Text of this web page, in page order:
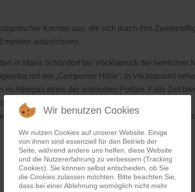
Kirchen aus, die sich durch ihre
auszeichnen.
in Maria Schöndorf bei Vöcklabruck der herrlichen
mit der „Gamperner Hölle“. In Vöcklamarkt
im Attergau eines der schönsten Portale. Falls Zeit
Flügelaltars sowie die barockisierte Kirche in
Polheim und seiner burgundischen Gemahlin
Wir benutzen Cookies
Wir nutzen Cookies auf unserer Website. Einige
von ihnen sind essenziell für den Betrieb der
Seite, während andere uns helfen, diese Website
und die Nutzererfahrung zu verbessern (Tracking
Cookies). Sie können selbst entscheiden, ob Sie
die Cookies zulassen möchten. Bitte beachten Sie,
dass bei einer Ablehnung womöglich nicht mehr